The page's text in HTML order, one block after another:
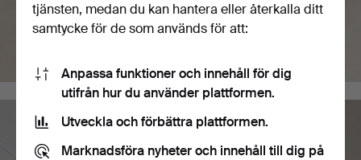
tjänsten, medan du kan hantera eller återkalla ditt
samtycke för de som används för att:
Anpassa funktioner och innehåll för dig
utifrån hur du använder plattformen.
Utveckla och förbättra plattformen.
Marknadsföra nyheter och innehåll till dig på